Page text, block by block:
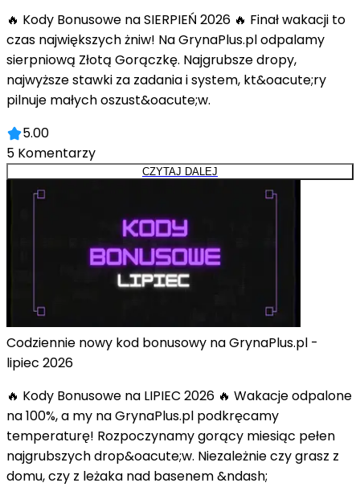
🔥 Kody Bonusowe na SIERPIEŃ 2026 🔥 Finał wakacji to
czas największych żniw! Na GrynaPlus.pl odpalamy
sierpniową Złotą Gorączkę. Najgrubsze dropy,
najwyższe stawki za zadania i system, kt&oacute;ry
pilnuje małych oszust&oacute;w.
5.00
5 Komentarzy
CZYTAJ DALEJ
Codziennie nowy kod bonusowy na GrynaPlus.pl -
lipiec 2026
🔥 Kody Bonusowe na LIPIEC 2026 🔥 Wakacje odpalone
na 100%, a my na GrynaPlus.pl podkręcamy
temperaturę! Rozpoczynamy gorący miesiąc pełen
najgrubszych drop&oacute;w. Niezależnie czy grasz z
domu, czy z leżaka nad basenem &ndash;